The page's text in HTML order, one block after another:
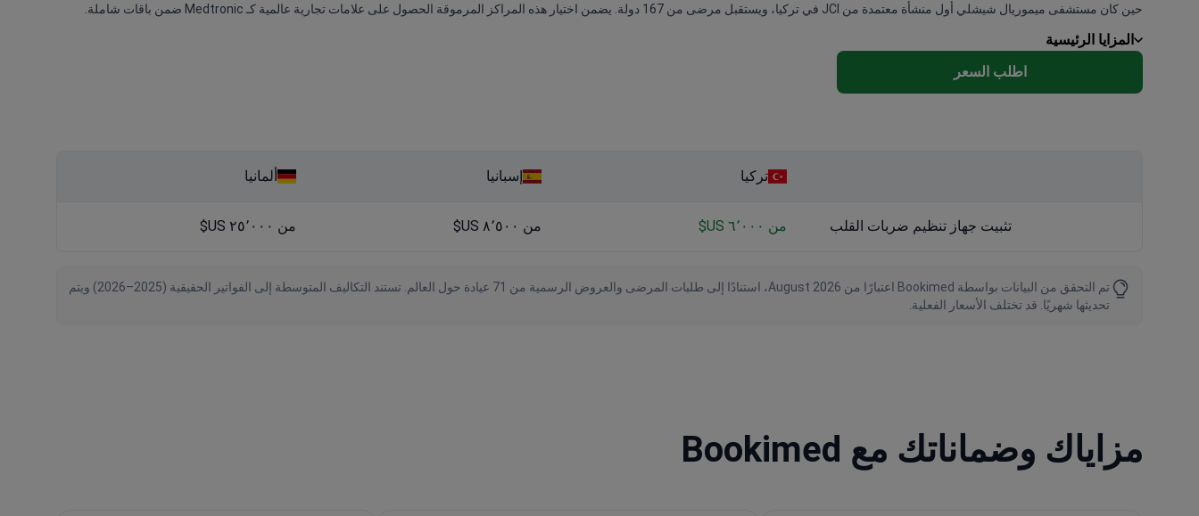
حين كان مستشفى ميموريال شيشلي أول منشأة معتمدة من JCI في تركيا، ويستقبل مرضى من 167 دولة. يضمن اختيار هذه المراكز المرموقة الحصول على علامات تجارية عالمية كـ Medtronic ضمن باقات شاملة.
المزايا الرئيسية
اطلب السعر
تركيا إسبانيا ألمانيا
تثبيت جهاز تنظيم ضربات القلب من ٦٬٠٠٠ US$ من ٨٬٥٠٠ US$ من ٢٥٬٠٠٠ US$
تم التحقق من البيانات بواسطة Bookimed اعتبارًا من August 2026، استنادًا إلى طلبات المرضى والعروض الرسمية من 71 عيادة حول العالم. تستند التكاليف المتوسطة إلى الفواتير الحقيقية (2025–2026) ويتم
تحديثها شهريًا. قد تختلف الأسعار الفعلية.
مزاياك وضماناتك مع Bookimed